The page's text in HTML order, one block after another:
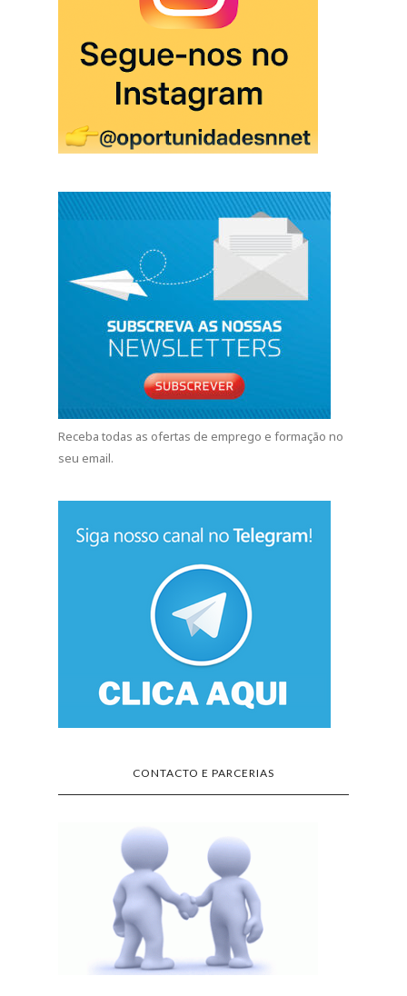
Receba todas as ofertas de emprego e formação no
seu email.
CONTACTO E PARCERIAS